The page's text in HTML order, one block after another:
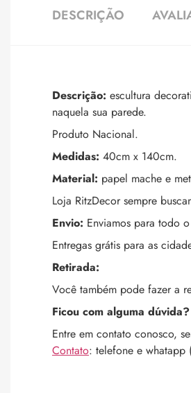
DESCRIÇÃO
Descrição: escultura
naquela sua parede.
Produto Nacional.
Medidas: 40cm x 140cm.
Material: papel mache e
Loja RitzDecor sempre
Envio: Enviamos para todo
Entregas grátis para as
Retirada:
Você também pode fazer a
Ficou com alguma dúvida?
Entre em contato conosco,
Contato: telefone e whatapp